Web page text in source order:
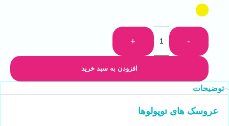
-
+
افزودن به سبد خرید
توضیحات
عروسک های توپولوها